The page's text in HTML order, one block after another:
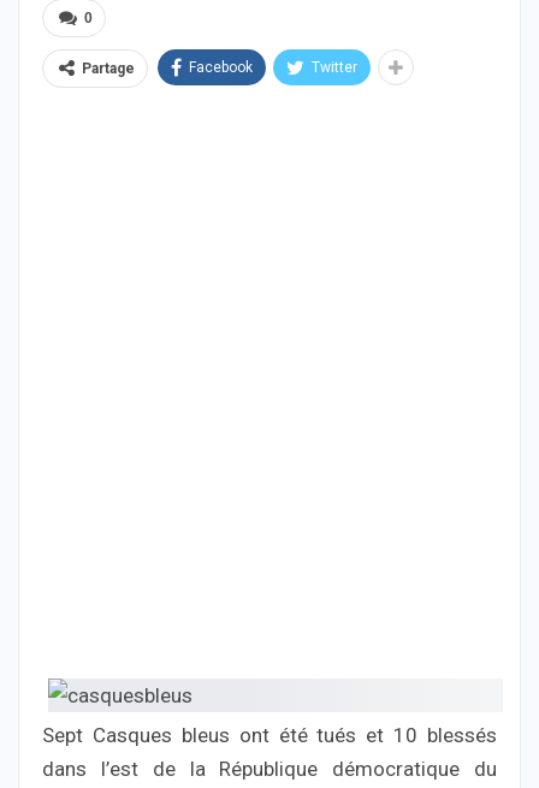
0
Partage Facebook Twitter
Sept Casques bleus ont été tués et 10 blessés
dans l’est de la République démocratique du